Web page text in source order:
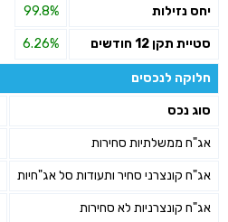
יחס נזילות 99.8%
סטיית תקן 12 חודשים 6.26%
חלוקה לנכסים
סוג נכס
אג"ח ממשלתיות סחירות
אג"ח קונצרני סחיר ותעודות סל אג"חיות
אג"ח קונצרניות לא סחירות